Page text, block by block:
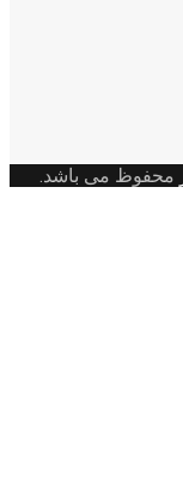
محفوظ می باشد.